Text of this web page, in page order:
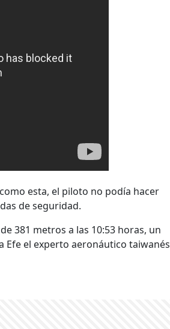
esta, el piloto no podía hacer
de seguridad.
381 metros a las 10:53 horas, un
Efe el experto aeronáutico taiwanés